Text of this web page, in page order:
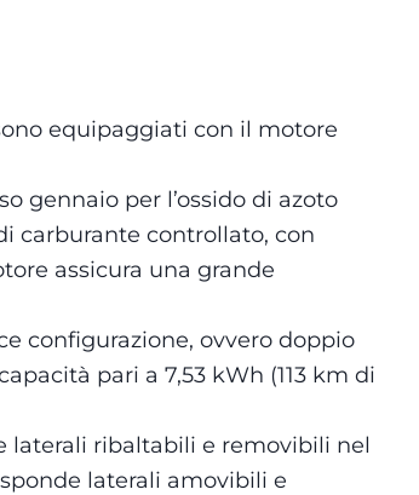
equipaggiati con il motore
gennaio per l’ossido di azoto
carburante controllato, con
assicura una grande
configurazione, ovvero doppio
pari a 7,53 kWh (113 km di
laterali ribaltabili e removibili nel
laterali amovibili e